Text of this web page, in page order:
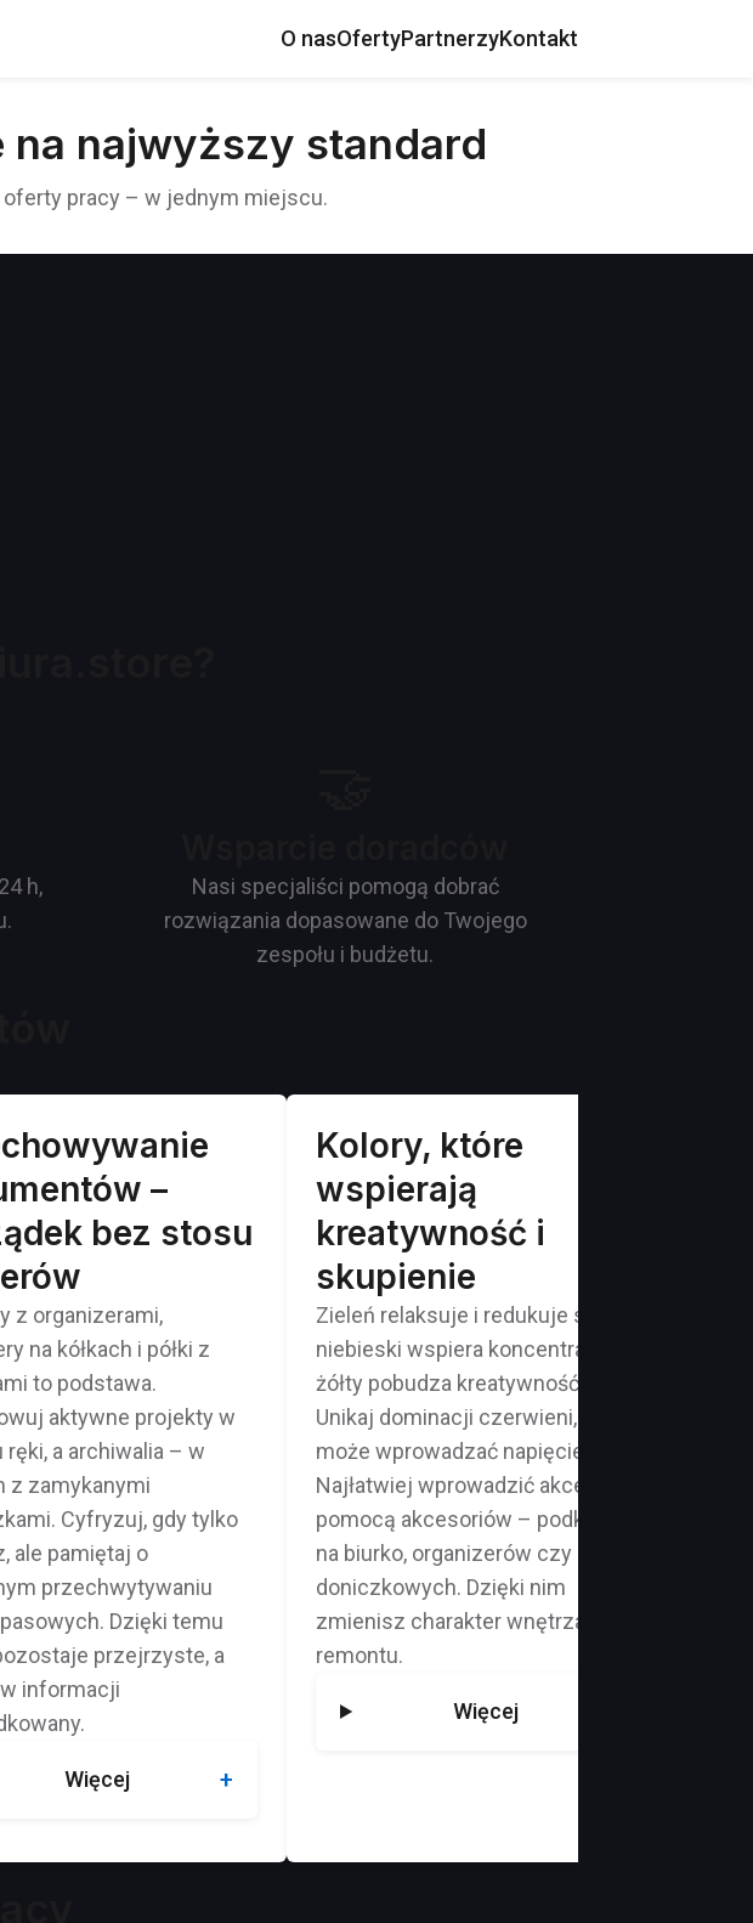
O nasOfertyPartnerzyKontakt
na najwyższy standard
pracy – w jednym miejscu.
h,
Nasi specjaliści pomogą dobrać
rozwiązania dopasowane do Twojego
zespołu i budżetu.
–
bez stosu
z organizerami,
na kółkach i półki z
to podstawa.
aktywne projekty w
ręki, a archiwalia – w
z zamykanymi
Cyfryzuj, gdy tylko
ale pamiętaj o
przechwytywaniu
Dzięki temu
przejrzyste, a
informacji
Więcej
Kolory, które
wspierają
kreatywność i
skupienie
Zieleń relaksuje i redukuje stres,
niebieski wspiera koncentrację, a
żółty pobudza kreatywność.
Unikaj dominacji czerwieni, która
może wprowadzać napięcie.
Najłatwiej wprowadzić akcenty za
pomocą akcesoriów – podkładek
na biurko, organizerów czy roślin
doniczkowych. Dzięki nim
zmienisz charakter wnętrza bez
remontu.
Więcej